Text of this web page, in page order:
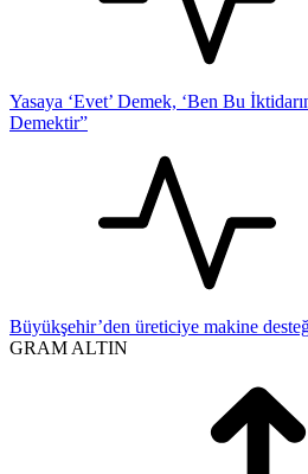
Yasaya ‘Evet’ Demek, ‘Ben Bu
Demektir”
Büyükşehir’den üreticiye makine
GRAM ALTIN